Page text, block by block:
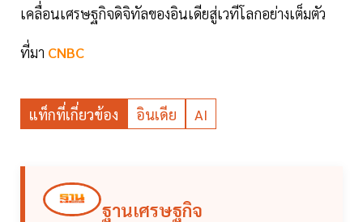
เคลื่อนเศรษฐกิจดิจิทัลของอินเดียสู่เวทีโลกอย่างเต็มตัว
ที่มา CNBC
แท็กที่เกี่ยวข้อง อินเดีย AI
ฐานเศรษฐกิจ